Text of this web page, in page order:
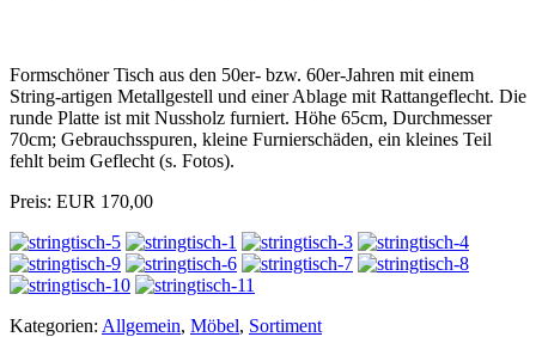
Formschöner Tisch aus den 50er- bzw. 60er-Jahren mit einem
String-artigen Metallgestell und einer Ablage mit Rattangeflecht. Die
runde Platte ist mit Nussholz furniert. Höhe 65cm, Durchmesser
70cm; Gebrauchsspuren, kleine Furnierschäden, ein kleines Teil
fehlt beim Geflecht (s. Fotos).
Preis: EUR 170,00
Kategorien: Allgemein, Möbel, Sortiment